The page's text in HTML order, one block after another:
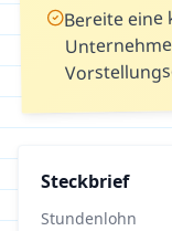
Bereite eine
Steckbrief
Stundenlohn